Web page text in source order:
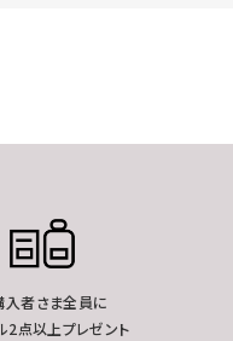
入者さま全員に
2点以上プレゼント